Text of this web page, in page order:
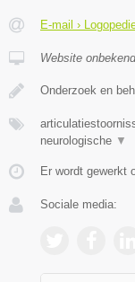
E-mail ›
Website onbekend
Onderzoek en
neurologische ▼
Er wordt gewerkt
Sociale media: